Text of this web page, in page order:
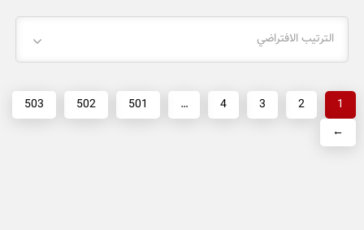
الترتيب الافتراضي
1
2
3
4
…
501
502
503
←